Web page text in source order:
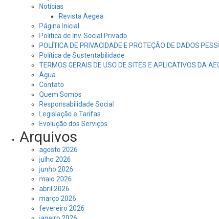
Notícias
Revista Aegea
Página Inicial
Politica de Inv. Social Privado
POLÍTICA DE PRIVACIDADE E PROTEÇÃO DE DADOS
Política de Sustentabilidade
TERMOS GERAIS DE USO DE SITES E APLICATIVOS DA
Água
Contato
Quem Somos
Responsabilidade Social
Legislação e Tarifas
Evolução dos Serviços
Arquivos
agosto 2026
julho 2026
junho 2026
maio 2026
abril 2026
março 2026
fevereiro 2026